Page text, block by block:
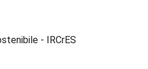
- IRCrES